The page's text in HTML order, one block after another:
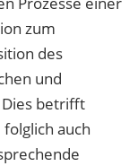
zum
des
und
betrifft
auch